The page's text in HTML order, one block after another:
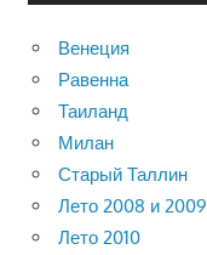
Венеция
Равенна
Таиланд
Милан
Старый Таллин
Лето 2008 и 2009
Лето 2010